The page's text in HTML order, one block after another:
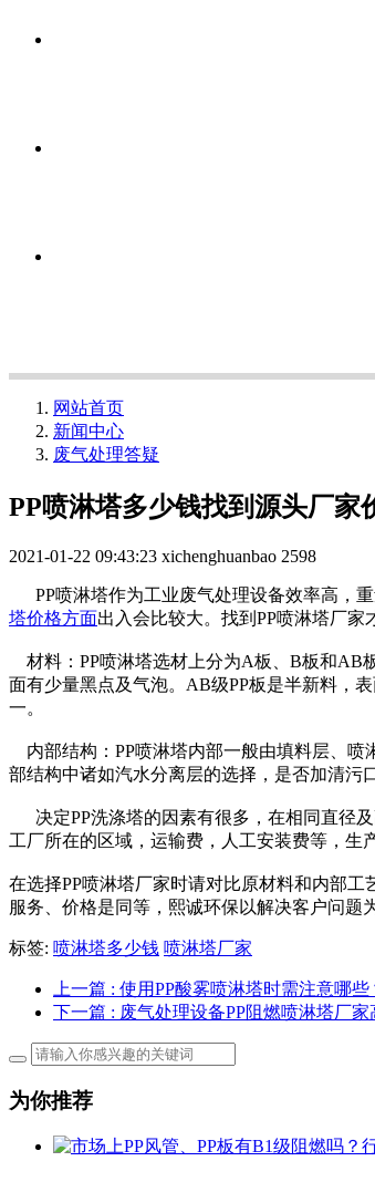
网站首页
新闻中心
废气处理答疑
PP喷淋塔多少钱找到源头厂家
2021-01-22 09:43:23 xichenghuanbao 2598
PP喷淋塔作为工业废气处理设备效率高，重
塔价格方面出入会比较大。找到PP喷淋塔厂
材料：PP喷淋塔选材上分为A板、B板和AB
面有少量黑点及气泡。AB级PP板是半新料，
一。
内部结构：PP喷淋塔内部一般由填料层、喷
部结构中诸如汽水分离层的选择，是否加清污
决定PP洗涤塔的因素有很多，在相同直径及
工厂所在的区域，运输费，人工安装费等，生
在选择PP喷淋塔厂家时请对比原材料和内部
服务、价格是同等，熙诚环保以解决客户问题
标签: 喷淋塔多少钱 喷淋塔厂家
上一篇 : 使用PP酸雾喷淋塔时需注意哪些
下一篇 : 废气处理设备PP阻燃喷淋塔厂
为你推荐